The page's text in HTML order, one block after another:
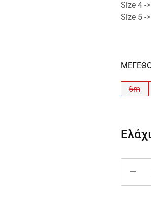
Size 4 -
Size 5 -
6m